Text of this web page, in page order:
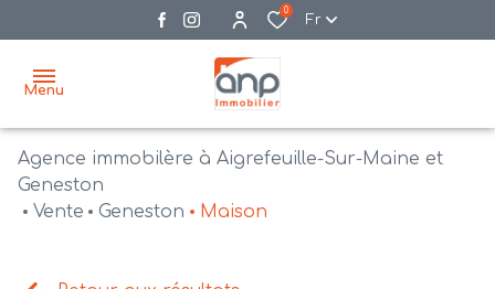
0
Fr
Menu
accueil
Agence immobilère à Aigrefeuille-Sur-Maine et
Geneston
Vente
Geneston Maison